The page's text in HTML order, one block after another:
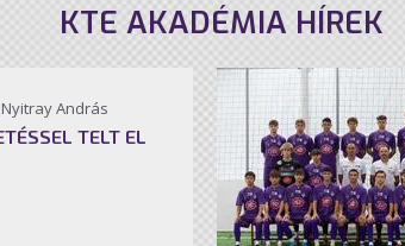
KTE AKADÉMIA HÍREK
Nyitray András
TELT EL